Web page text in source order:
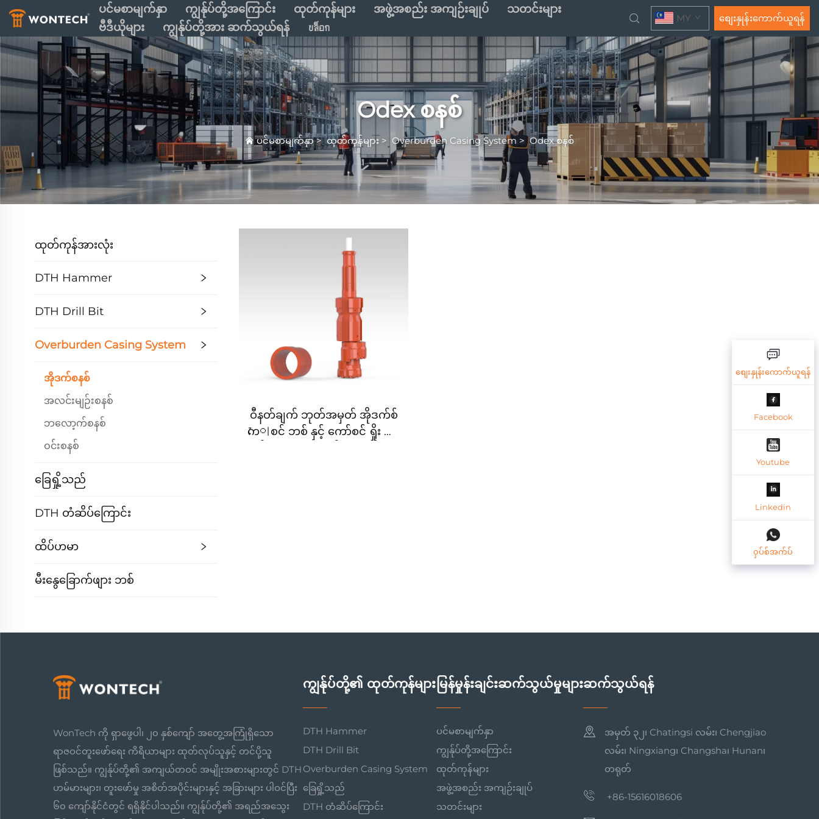
ပင်မစာမျက်နှာ ကျွန်ုပ်တို့အကြောင်း ထုတ်ကုန်များ အဖွဲ့အစည်း အကျဉ်းချုပ်
သတင်းများ
ဗီဒီယိုများ
ကျွန်ုပ်တို့အား ဆက်သွယ်ရန် บล็อก
MY စျေးနှုန်းကောက်ယူရန်
Odex စနစ်
ပင်မစာမျက်နှာ>ထုတ်ကုန်များ > Overburden Casing System >Odex စနစ်
ထုတ်ကုန်အားလုံး
DTH Hammer
DTH Drill Bit
Overburden Casing System
အိုဒက်စနစ်
အလင်းမျဉ်းစနစ်
ဘလော့က်စနစ်
ဝင်းစနစ်
ခြေရှို့သည်
DTH တံဆိပ်ကြောင်း
ထိပ်ဟမာ
မီးနွေခြောက်ဖျား ဘစ်
ဝီနတ်ချက် ဘုတ်အမှတ် အိုဒက်စ်
ကে이စင် ဘစ် နှင့် ကော်စင် ရှိုး ရှေ့
စျေးနှုန်းကောက်ယူရန်
Facebook
Youtube
Linkedin
ဝှပ်စ်အက်ပ်
WonTech ကို ရှာဖွေပါ၊ ၂၀ နှစ်ကျော် အတွေ့အကြုံရှိသော
ရာဇဝင်တူးဖော်ရေး ကိရိယာများ ထုတ်လုပ်သူနှင့် တင်ပို့သူ
ဖြစ်သည်။ ကျွန်ုပ်တို့၏ အကျယ်တဝင် အမျိုးအစားများတွင် DTH
ဟမ်မားများ၊ တူးဖော်မှု အစိတ်အပိုင်းများနှင့် အခြားများ ပါဝင်ပြီး
၆၀ ကျော်နိုင်ငံတွင် ရရှိနိုင်ပါသည်။ ကျွန်ုပ်တို့၏ အရည်အသွေး
ကျွန်ုပ်တို့၏ ထုတ်ကုန်များ
DTH Hammer
DTH Drill Bit
Overburden Casing System
ခြေရှို့သည်
DTH တံဆိပ်ကြောင်း
မြန်မှုန်းချင်းဆက်သွယ်မှုများ
ပင်မစာမျက်နှာ
ကျွန်ုပ်တို့အကြောင်း
ထုတ်ကုန်များ
အဖွဲ့အစည်း အကျဉ်းချုပ်
သတင်းများ
ဆက်သွယ်ရန်
အမှတ် ၃၂၊ Chatingsi လမ်း၊ Chengjiao
လမ်း၊ Ningxiang၊ Changsha၊ Hunan၊
တရုတ်
+86-15616018606